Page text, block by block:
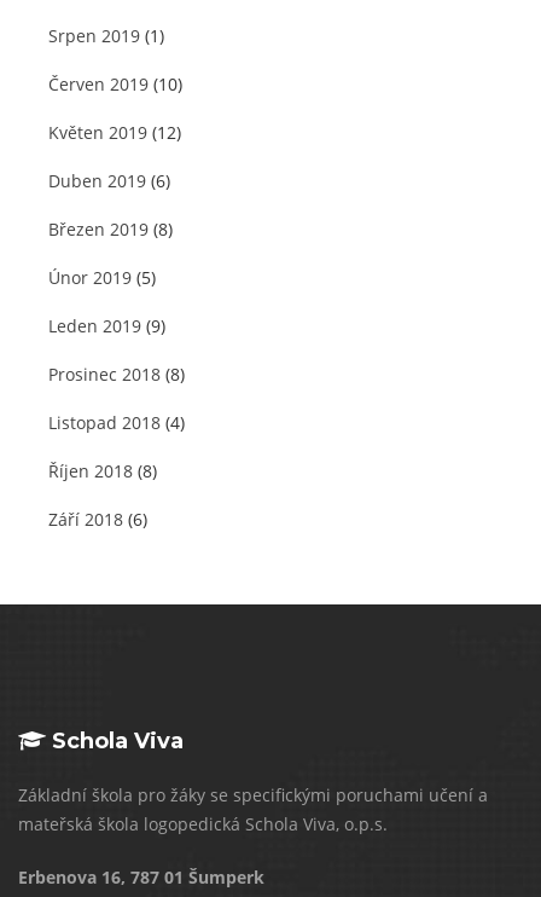
Srpen 2019 (1)
Červen 2019 (10)
Květen 2019 (12)
Duben 2019 (6)
Březen 2019 (8)
Únor 2019 (5)
Leden 2019 (9)
Prosinec 2018 (8)
Listopad 2018 (4)
Říjen 2018 (8)
Září 2018 (6)
Schola Viva
Základní škola pro žáky se specifickými poruchami učení a
mateřská škola logopedická Schola Viva, o.p.s.
Erbenova 16, 787 01 Šumperk